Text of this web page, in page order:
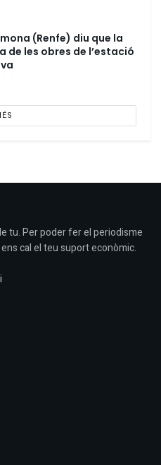
(Renfe) diu que la
de les obres de l’estació
tu. Per poder fer el periodisme
cal el teu suport econòmic.